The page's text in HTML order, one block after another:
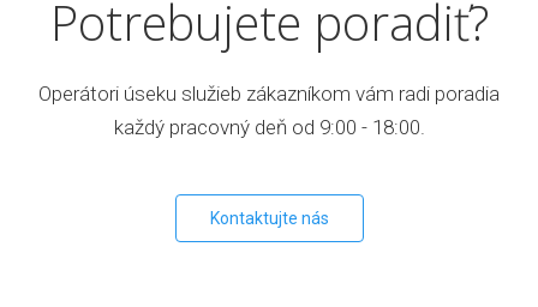
Potrebujete poradiť?
Operátori úseku služieb zákazníkom vám radi poradia
každý pracovný deň od 9:00 - 18:00.
Kontaktujte nás